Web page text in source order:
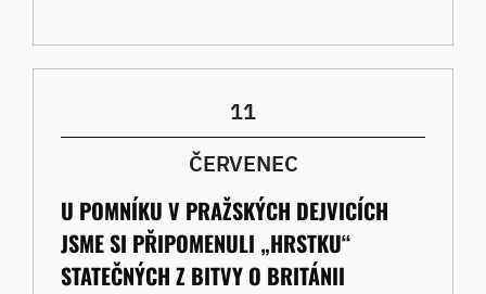
11
ČERVENEC
U POMNÍKU V PRAŽSKÝCH DEJVICÍCH
JSME SI PŘIPOMENULI „HRSTKU“
STATEČNÝCH Z BITVY O BRITÁNII